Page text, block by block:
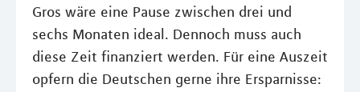
Gros wäre eine Pause zwischen drei und
sechs Monaten ideal. Dennoch muss auch
diese Zeit finanziert werden. Für eine Auszeit
opfern die Deutschen gerne ihre Ersparnisse: